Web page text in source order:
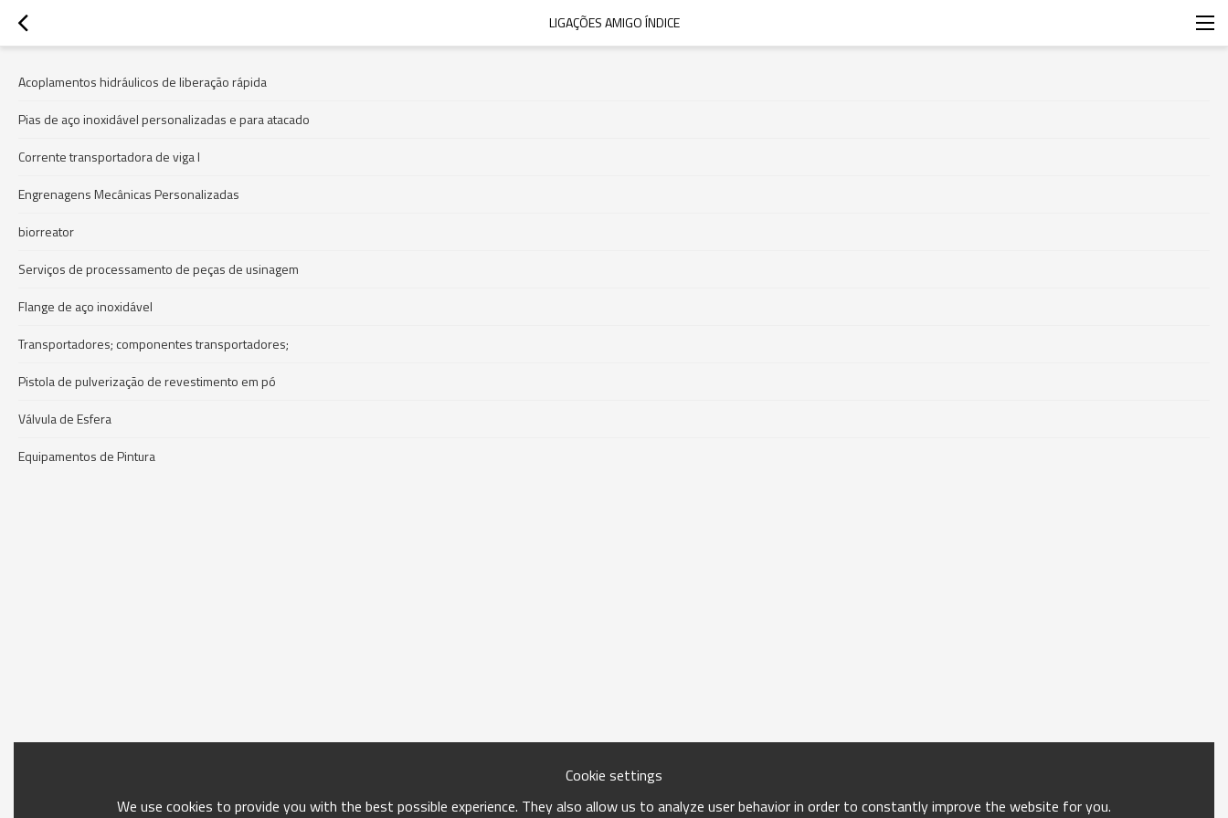
LIGAÇÕES AMIGO ÍNDICE
Acoplamentos hidráulicos de liberação rápida
Pias de aço inoxidável personalizadas e para atacado
Corrente transportadora de viga I
Engrenagens Mecânicas Personalizadas
biorreator
Serviços de processamento de peças de usinagem
Flange de aço inoxidável
Transportadores; componentes transportadores;
Pistola de pulverização de revestimento em pó
Válvula de Esfera
Equipamentos de Pintura
Cookie settings
We use cookies to provide you with the best possible experience. They also allow us to analyze user behavior in order to constantly improve the website for you.